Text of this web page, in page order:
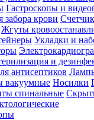
Гастроскопы и
забора крови
Жгуты
Укладки и
и
антисептиков
вакуумные Носилки
спинальные